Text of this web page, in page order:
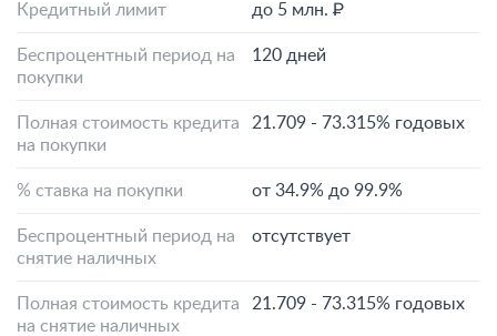
Кредитный лимит до 5 млн. ₽
Беспроцентный период на
покупки
120 дней
Полная стоимость кредита
на покупки
21.709 - 73.315% годовых
% ставка на покупки от 34.9% до 99.9%
Беспроцентный период на
снятие наличных
отсутствует
Полная стоимость кредита
на снятие наличных
21.709 - 73.315% годовых